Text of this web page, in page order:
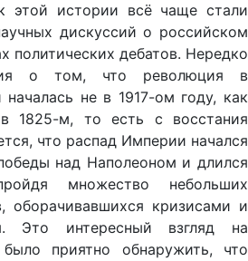
этой истории всё чаще стали
дискуссий о российском
политических дебатов. Нередко
о том, что революция в
не в 1917-ом году, как
1825-м, то есть с восстания
что распад Империи начался
над Наполеоном и длился
множество небольших
оборачивавшихся кризисами и
Это интересный взгляд на
приятно обнаружить, что